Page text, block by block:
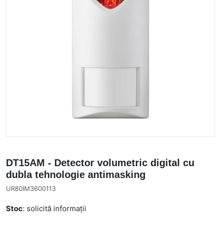
DT15AM - Detector volumetric digital cu
dubla tehnologie antimasking
UR80IM3600113
Stoc: solicită informații